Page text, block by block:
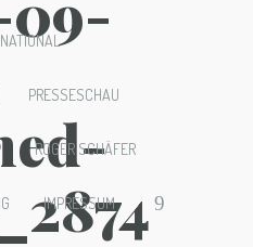
PRESSESCHAU
ROGER SCHÄFER
IMPRESSUM